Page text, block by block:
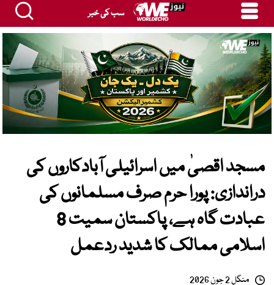
سب کی خبر
مسجد اقصیٰ میں اسرائیلی آبادکاروں کی
دراندازی: پورا حرم صرف مسلمانوں کی
عبادت گاہ ہے، پاکستان سمیت 8
اسلامی ممالک کا شدید ردعمل
منگل 2 جون 2026